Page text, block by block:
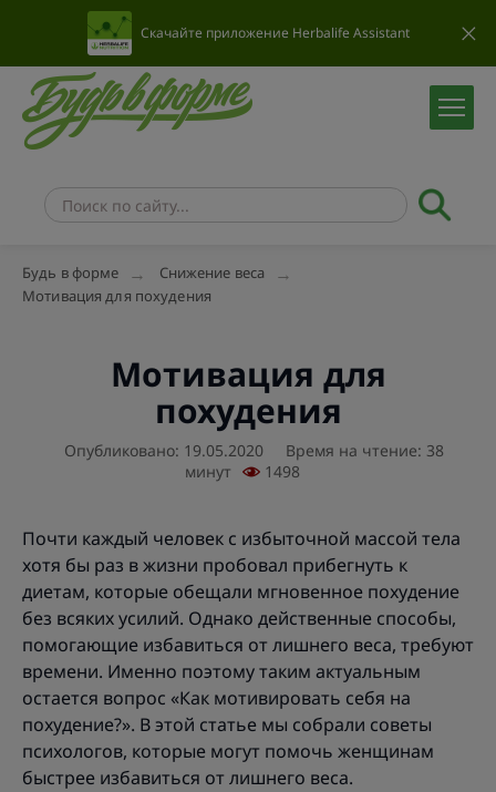
Скачайте приложение Herbalife Assistant
Будь в форме
Снижение веса
Мотивация для похудения
Мотивация для
похудения
Опубликовано: 19.05.2020
Время на чтение: 38
минут
1498
Почти каждый человек с избыточной массой тела
хотя бы раз в жизни пробовал прибегнуть к
диетам, которые обещали мгновенное похудение
без всяких усилий. Однако действенные способы,
помогающие избавиться от лишнего веса, требуют
времени. Именно поэтому таким актуальным
остается вопрос «Как мотивировать себя на
похудение?». В этой статье мы собрали советы
психологов, которые могут помочь женщинам
быстрее избавиться от лишнего веса.